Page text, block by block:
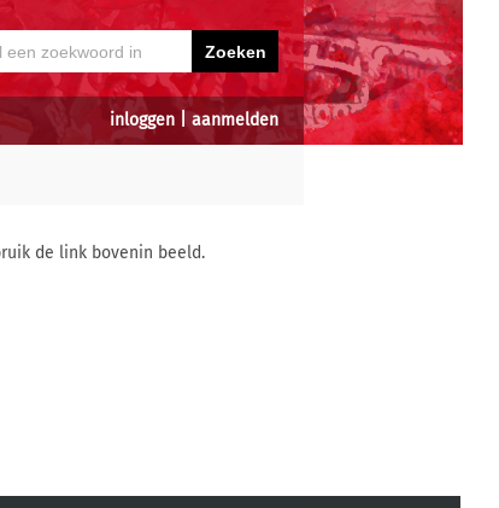
inloggen aanmelden
de link bovenin beeld.